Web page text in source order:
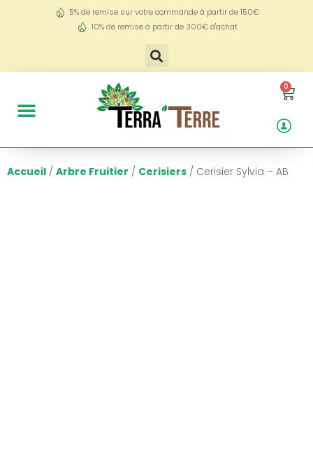
5% de remise sur votre commande à partir de 150€
10% de remise à partir de 300€ d'achat
0
Accueil / Arbre Fruitier / Cerisiers / Cerisier Sylvia – AB